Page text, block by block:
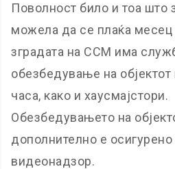
Поволност било и тоа што
можела да се плаќа
зградата на ССМ има
обезбедување на објектот
часа, како и хаусмајстори.
Обезбедувањето на
дополнително е
видеонадзор.